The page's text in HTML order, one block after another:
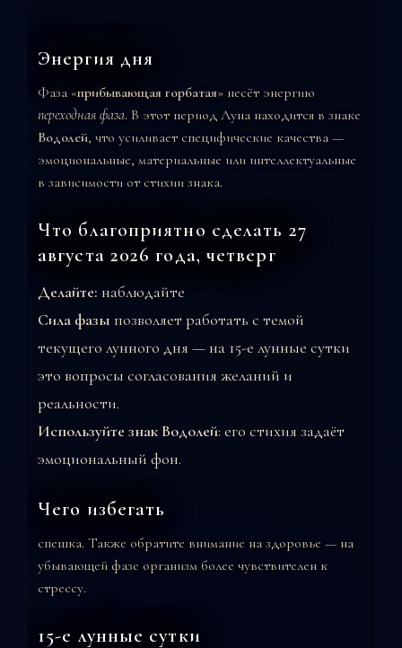
Энергия дня
Фаза «прибывающая горбатая» несёт энергию
переходная фаза. В этот период Луна находится в знаке
Водолей, что усиливает специфические качества —
эмоциональные, материальные или интеллектуальные
в зависимости от стихии знака.
Что благоприятно сделать 27
августа 2026 года, четверг
Делайте: наблюдайте
Сила фазы позволяет работать с темой
текущего лунного дня — на 15-е лунные сутки
это вопросы согласования желаний и
реальности.
Используйте знак Водолей: его стихия задаёт
эмоциональный фон.
Чего избегать
спешка. Также обратите внимание на здоровье — на
убывающей фазе организм более чувствителен к
стрессу.
15-е лунные сутки